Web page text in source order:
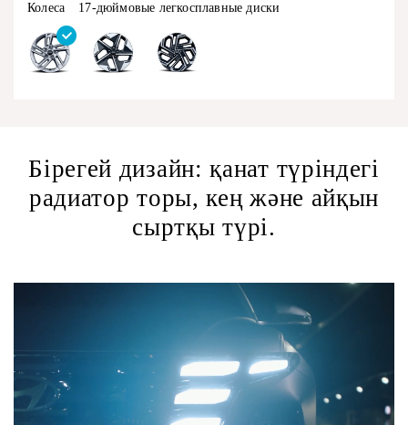
Колеса 17-дюймовые легкосплавные диски
Бірегей дизайн: қанат түріндегі
радиатор торы, кең және айқын
сыртқы түрі.